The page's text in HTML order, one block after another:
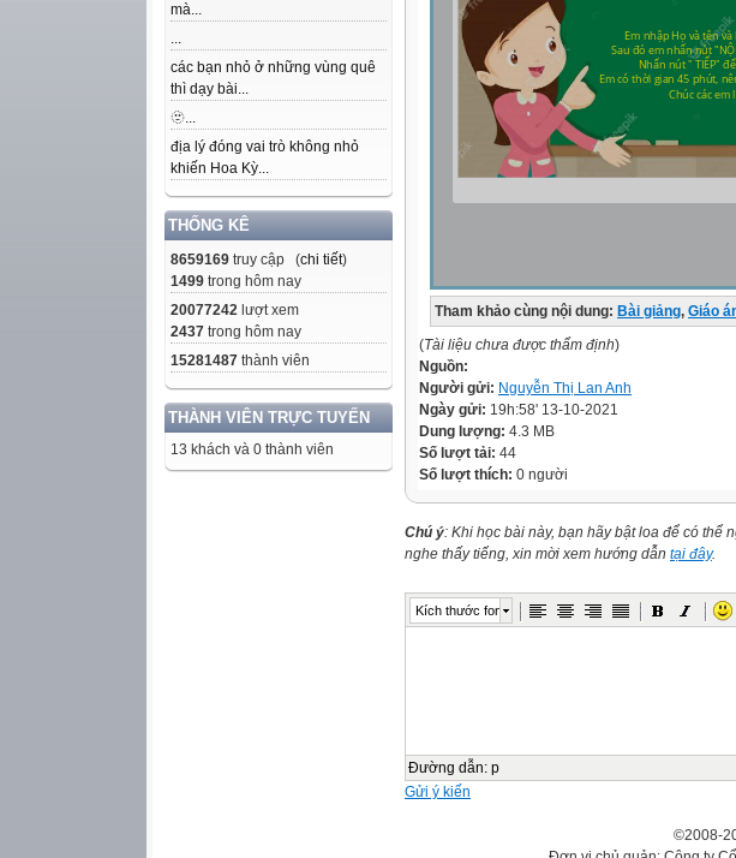
mà...
...
các bạn nhỏ ở những vùng quê
thì dạy bài...
🫥...
địa lý đóng vai trò không nhỏ
khiến Hoa Kỳ...
THỐNG KÊ
8659169 truy cập (chi tiết)
1499 trong hôm nay
20077242 lượt xem
2437 trong hôm nay
15281487 thành viên
THÀNH VIÊN TRỰC TUYẾN
13 khách và 0 thành viên
Tham khảo cùng nội dung: Bài giảng, Giáo
(Tài liệu chưa được thẩm định)
Nguồn:
Người gửi: Nguyễn Thị Lan Anh
Ngày gửi: 19h:58' 13-10-2021
Dung lượng: 4.3 MB
Số lượt tải: 44
Số lượt thích: 0 người
Chú ý: Khi học bài này, bạn hãy bật loa để có thể
nghe thấy tiếng, xin mời xem hướng dẫn tại đây.
Kích thước font
Đường dẫn: p
Gửi ý kiến
©2008-